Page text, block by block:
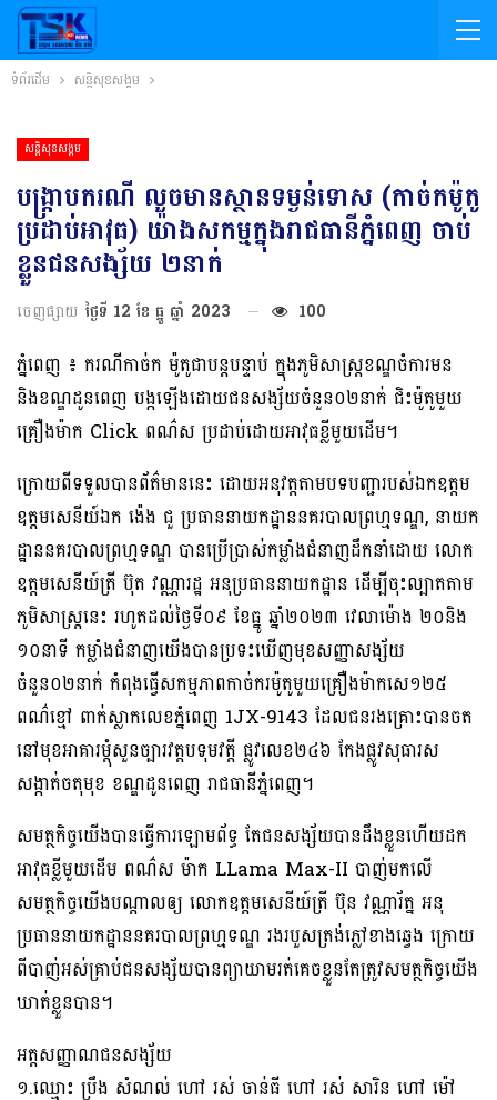
ទំព័រដើម សន្តិសុខសង្គម
សន្តិសុខសង្គម
បង្រ្កាបករណី លួចមានស្ថានទម្ងន់ទោស (កាច់កម៉ូតូ
ប្រដាប់អាវុធ) យ៉ាងសកម្មក្នុងរាជធានីភ្នំពេញ ចាប់
ខ្លួនជនសង្ស័យ ២នាក់
ចេញផ្សាយ ថ្ងៃទី 12 ខែ ធ្នូ ឆ្នាំ 2023 100
ភ្នំពេញ ៖ ករណីកាច់ក ម៉ូតូជាបន្តបន្ទាប់ ក្នុងភូមិសាស្រ្តខណ្ឌចំការមន
និងខណ្ឌដូនពេញ បង្កឡើងដោយជនសង្ស័យចំនួន០២នាក់ ជិះម៉ូតូមួយ
គ្រឿងម៉ាក Click ពណ៌ស ប្រដាប់ដោយអាវុធខ្លីមួយដើម។
ក្រោយពីទទួលបានព័ត៌មាននេះ ដោយអនុវត្តតាមបទបញ្ជារបស់ឯកឧត្តម
ឧត្តមសេនីយ៍ឯក ង៉េង ជួ ប្រធាននាយកដ្ឋាននគរបាលព្រហ្មទណ្ឌ, នាយក
ដ្ឋាននគរបាលព្រហ្មទណ្ឌ បានប្រើប្រាស់កម្លាំងជំនាញដឹកនាំដោយ លោក
ឧត្តមសេនីយ៍ត្រី ប៊ុត វណ្ណារដ្ឋ អនុប្រធាននាយកដ្ឋាន ដើម្បីចុះល្បាតតាម
ភូមិសាស្រ្តនេះ រហូតដល់ថ្ងៃទី០៩ ខែធ្នូ ឆ្នាំ២០២៣ វេលាម៉ោង ២០និង
១០នាទី កម្លាំងជំនាញយើងបានប្រទះឃើញមុខសញ្ញាសង្ស័យ
ចំនួន០២នាក់ កំពុងធ្វើសកម្មភាពកាច់ករម៉ូតូមួយគ្រឿងម៉ាកសេ១២៥
ពណ៌ខ្មៅ ពាក់ស្លាកលេខភ្នំពេញ 1JX-9143 ដែលជនរងគ្រោះបានចត
នៅមុខអាគារម្តុំសួនច្បារវត្តបទុមវត្តី ផ្លូវលេខ២៤៦ កែងផ្លូវសុធារស
សង្កាត់ចតុមុខ ខណ្ឌដូនពេញ រាជធានីភ្នំពេញ។
សមត្ថកិច្ចយើងបានធ្វើការឡោមព័ទ្ធ តែជនសង្ស័យបានដឹងខ្លួនហើយដក
អាវុធខ្លីមួយដើម ពណ៌ស ម៉ាក LLama Max-II បាញ់មកលើ
សមត្ថកិច្ចយើងបណ្តាលឲ្យ លោកឧត្តមសេនីយ៍ត្រី ប៊ុន វណ្ណារ័ត្ន អនុ
ប្រធាននាយកដ្ឋាននគរបាលព្រហ្មទណ្ឌ រងរបួសត្រង់ភ្លៅខាងឆ្វេង ក្រោយ
ពីបាញ់អស់គ្រាប់ជនសង្ស័យបានព្យាយាមរត់គេចខ្លួនតែត្រូវសមត្ថកិច្ចយើង
ឃាត់ខ្លួនបាន។
អត្តសញ្ញាណជនសង្ស័យ
១.ឈ្មោះ ប្រឹង សំណល់ ហៅ រស់ ចាន់ធី ហៅ រស់ សារិន ហៅ ម៉ៅ